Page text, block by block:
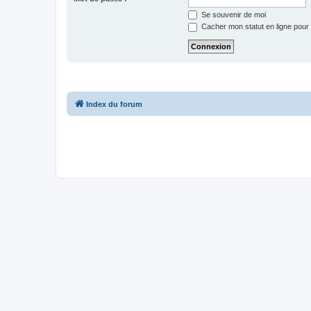
Se souvenir de moi
Cacher mon statut en ligne
Index du forum